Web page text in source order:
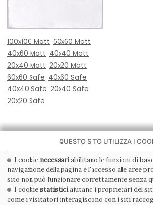
100x100 Matt 60x60 Matt
40x60 Matt 40x40 Matt
20x40 Matt 20x20 Matt
60x60 Safe 40x60 Safe
40x40 Safe 20x40 Safe
20x20 Safe
PRIVACY POLICY
CONDIZIONI GENERALI
QUESTO SITO UTILIZZA I
I cookie necessariabilitano le funzioni di
navigazione della pagina e l'accesso alle aree
sito non può funzionare correttamente senza
I cookiestatisticiaiutano i proprietari del
come i visitatori interagiscono con i siti